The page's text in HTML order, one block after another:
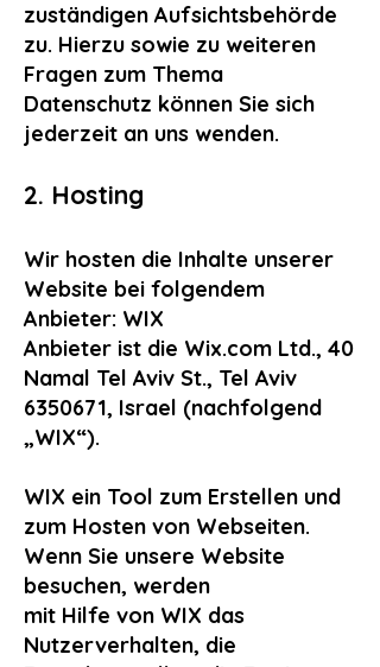
zuständigen Aufsichtsbehörde
zu. Hierzu sowie zu weiteren
Fragen zum Thema
Datenschutz können Sie sich
jederzeit an uns wenden.
2. Hosting
Wir hosten die Inhalte unserer
Website bei folgendem
Anbieter: WIX
Anbieter ist die Wix.com Ltd., 40
Namal Tel Aviv St., Tel Aviv
6350671, Israel (nachfolgend
„WIX“).
WIX ein Tool zum Erstellen und
zum Hosten von Webseiten.
Wenn Sie unsere Website
besuchen, werden
mit Hilfe von WIX das
Nutzerverhalten, die